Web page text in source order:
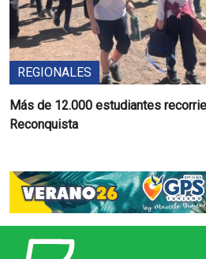
REGIONALES
Más de 12.000 estudiantes
Reconquista